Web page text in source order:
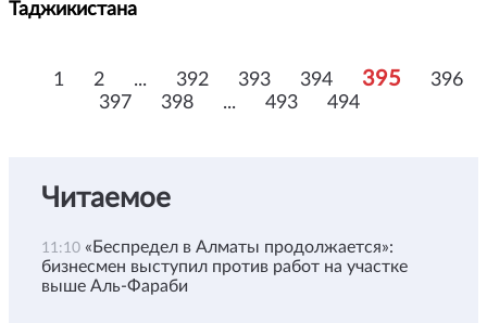
Таджикистана
1 2 ... 392 393 394 395
396
397
398 ... 493 494
Читаемое
11:10 «Беспредел в Алматы продолжается»:
бизнесмен выступил против работ на участке
выше Аль-Фараби